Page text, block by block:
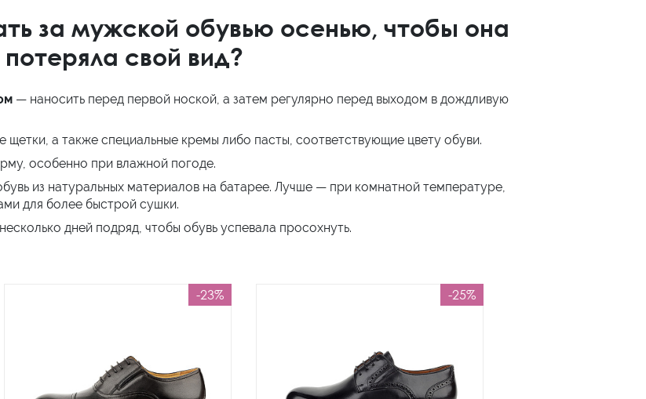
за мужской обувью осенью, чтобы она
свой вид?
— наносить перед первой ноской, а затем регулярно перед выходом в дождливую
щетки, а также специальные кремы либо пасты, соответствующие цвету обуви.
особенно при влажной погоде.
из натуральных материалов на батарее. Лучше — при комнатной температуре,
для более быстрой сушки.
дней подряд, чтобы обувь успевала просохнуть.
-23% -25%